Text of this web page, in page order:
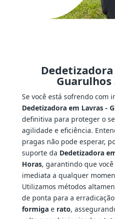
Guarulhos
Se você está sofrendo com
Dedetizadora em Lavras -
definitiva para proteger o
agilidade e eficiência.
pragas não pode esperar,
suporte da Dedetizadora
Horas, garantindo que
imediata a qualquer
Utilizamos métodos
de ponta para a
formigae rato,